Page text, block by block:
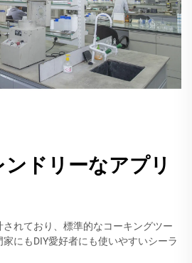
ドリーなアプリ
れており、標準的なコーキングツー
にもDIY愛好者にも使いやすいシーラ